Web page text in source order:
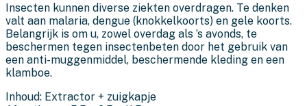
Insecten kunnen diverse ziekten overdragen. Te denken
valt aan malaria, dengue (knokkelkoorts) en gele koorts.
Belangrijk is om u, zowel overdag als ’s avonds, te
beschermen tegen insectenbeten door het gebruik van
een anti-muggenmiddel, beschermende kleding en een
klamboe.
Inhoud: Extractor + zuigkapje